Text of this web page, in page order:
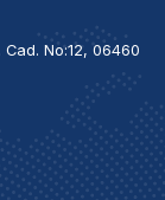
Cad. No:12, 06460